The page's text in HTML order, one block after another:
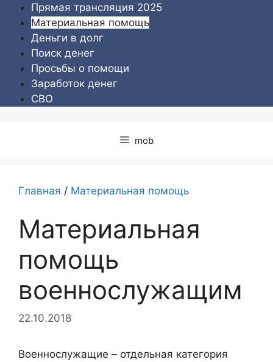
Перейти
содержимому
Прямая трансляция 2025
Материальная помощь
Деньги в долг
Поиск денег
Просьбы о помощи
Заработок денег
СВО
mob
Главная / Материальная помощь
Материальная
помощь
военнослужащим
22.10.2018
Военнослужащие – отдельная категория